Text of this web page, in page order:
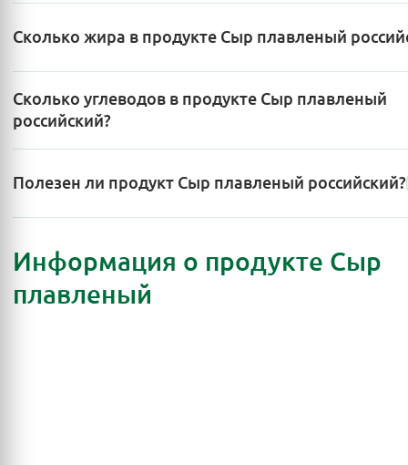
Сколько жира в продукте Сыр плавленый
Сколько углеводов в продукте Сыр плавленый
российский?
Полезен ли продукт Сыр плавленый российский?
Информация о продукте Сыр
плавленый